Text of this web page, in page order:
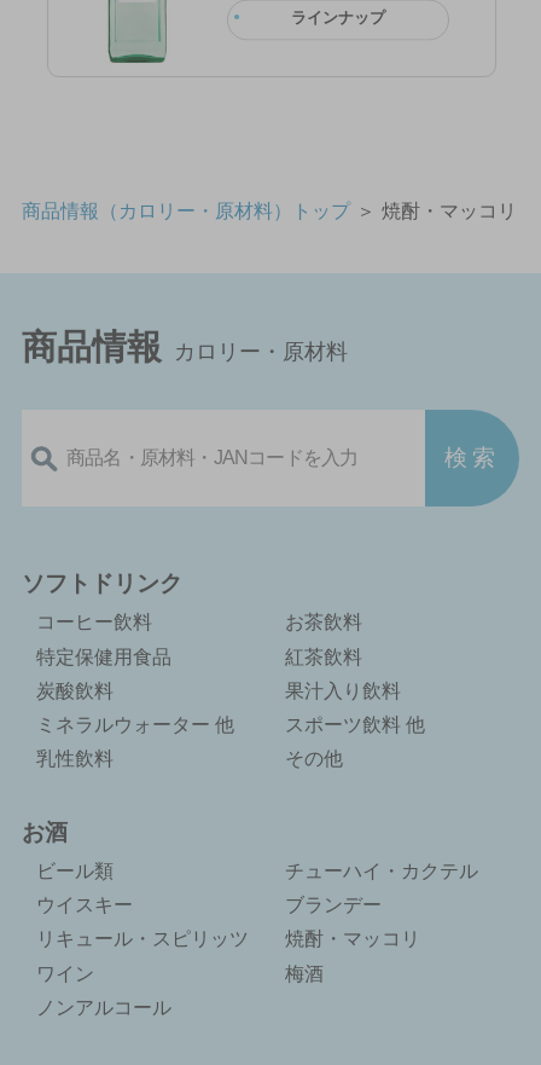
ラインナップ
商品情報（カロリー・原材料）トップ ＞ 焼酎・マッコリ
商品情報 カロリー・原材料
ソフトドリンク
コーヒー飲料
お茶飲料
特定保健用食品
紅茶飲料
炭酸飲料
果汁入り飲料
ミネラルウォーター 他
スポーツ飲料 他
乳性飲料
その他
お酒
ビール類
チューハイ・カクテル
ウイスキー
ブランデー
リキュール・スピリッツ
焼酎・マッコリ
ワイン
梅酒
ノンアルコール